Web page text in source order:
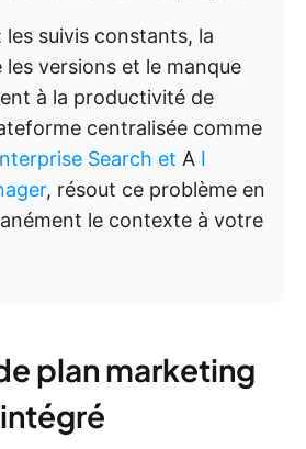
les suivis constants, la
versions et le manque
à la productivité de
centralisée comme
Search et A I
, résout ce problème en
le contexte à votre
plan marketing